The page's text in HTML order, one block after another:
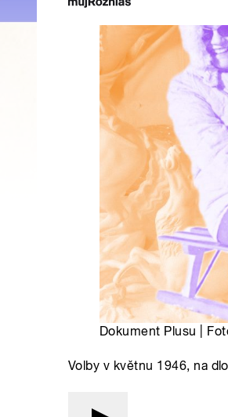
Dokument Plusu |
Volby v květnu 1946, na